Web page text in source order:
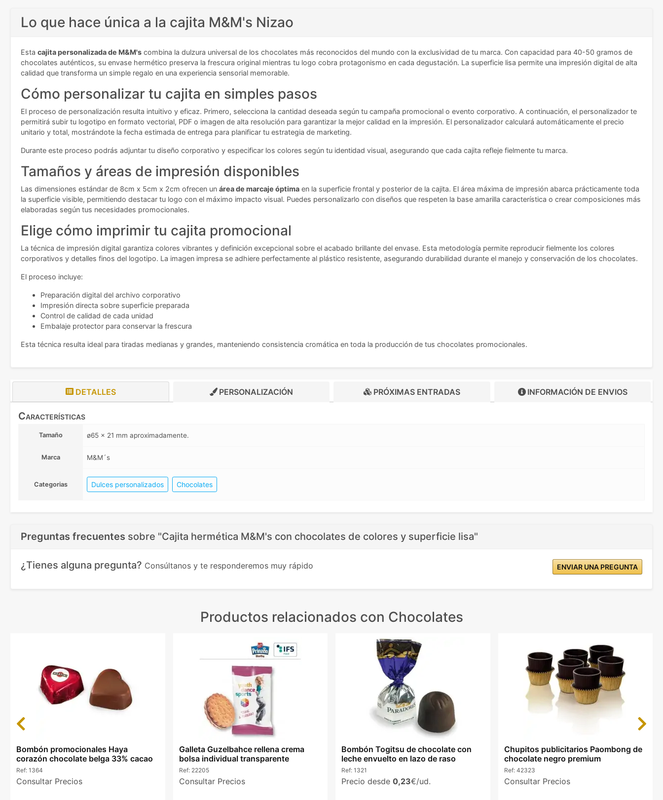
Lo que hace única a la cajita M&M's Nizao
Esta cajita personalizada de M&M's combina la dulzura universal de los chocolates más reconocidos del mundo con la exclusividad de tu marca. Con capacidad para 40-50 gramos de
chocolates auténticos, su envase hermético preserva la frescura original mientras tu logo cobra protagonismo en cada degustación. La superficie lisa permite una impresión digital de alta
calidad que transforma un simple regalo en una experiencia sensorial memorable.
Cómo personalizar tu cajita en simples pasos
El proceso de personalización resulta intuitivo y eficaz. Primero, selecciona la cantidad deseada según tu campaña promocional o evento corporativo. A continuación, el personalizador te
permitirá subir tu logotipo en formato vectorial, PDF o imagen de alta resolución para garantizar la mejor calidad en la impresión. El personalizador calculará automáticamente el precio
unitario y total, mostrándote la fecha estimada de entrega para planificar tu estrategia de marketing.
Durante este proceso podrás adjuntar tu diseño corporativo y especificar los colores según tu identidad visual, asegurando que cada cajita refleje fielmente tu marca.
Tamaños y áreas de impresión disponibles
Las dimensiones estándar de 8cm x 5cm x 2cm ofrecen un área de marcaje óptima en la superficie frontal y posterior de la cajita. El área máxima de impresión abarca prácticamente toda
la superficie visible, permitiendo destacar tu logo con el máximo impacto visual. Puedes personalizarlo con diseños que respeten la base amarilla característica o crear composiciones más
elaboradas según tus necesidades promocionales.
Elige cómo imprimir tu cajita promocional
La técnica de impresión digital garantiza colores vibrantes y definición excepcional sobre el acabado brillante del envase. Esta metodología permite reproducir fielmente los colores
corporativos y detalles finos del logotipo. La imagen impresa se adhiere perfectamente al plástico resistente, asegurando durabilidad durante el manejo y conservación de los chocolates.
El proceso incluye:
Preparación digital del archivo corporativo
Impresión directa sobre superficie preparada
Control de calidad de cada unidad
Embalaje protector para conservar la frescura
Esta técnica resulta ideal para tiradas medianas y grandes, manteniendo consistencia cromática en toda la producción de tus chocolates promocionales.
DETALLES PERSONALIZACIÓN PRÓXIMAS ENTRADAS INFORMACIÓN DE ENVIOS
Características
Tamaño ø65 x 21 mm aproximadamente.
Marca M&M´s
Categorias Dulces personalizados Chocolates
Preguntas frecuentes sobre "Cajita hermética M&M's con chocolates de colores y superficie lisa"
¿Tienes alguna pregunta? Consúltanos y te responderemos muy rápido ENVIAR UNA PREGUNTA
Productos relacionados con Chocolates
Bombón promocionales Haya
corazón chocolate belga 33% cacao
Ref: 1364
Consultar Precios
Galleta Guzelbahce rellena crema
bolsa individual transparente
Ref: 22205
Consultar Precios
Bombón Togitsu de chocolate con
leche envuelto en lazo de raso
Ref: 1321
Precio desde 0,23€/ud.
Chupitos publicitarios Paombong de
chocolate negro premium
Ref: 42323
Consultar Precios
Previous Next